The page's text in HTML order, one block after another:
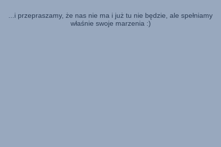
...i przepraszamy, że nas nie ma i już tu nie będzie, ale spełniamy
właśnie swoje marzenia :)